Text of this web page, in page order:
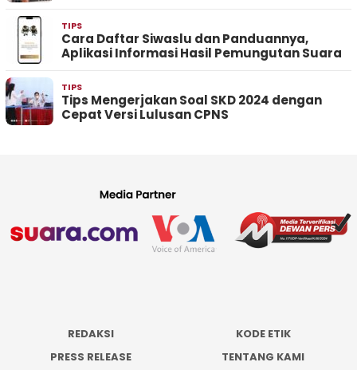
TIPS
Cara Daftar Siwaslu dan Panduannya,
Aplikasi Informasi Hasil Pemungutan Suara
TIPS
Tips Mengerjakan Soal SKD 2024 dengan
Cepat Versi Lulusan CPNS
REDAKSI
KODE ETIK
PRESS RELEASE
TENTANG KAMI